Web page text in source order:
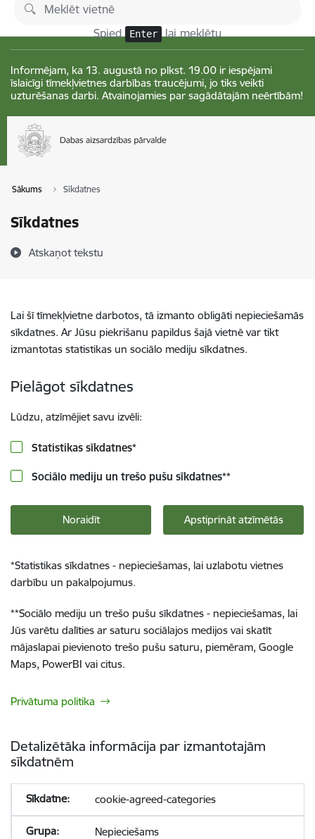
Pāriet uz lapas saturu
Spied Enter lai meklētu
Informējam, ka 13. augustā no plkst. 19.00 ir iespējami
īslaicīgi tīmekļvietnes darbības traucējumi, jo tiks veikti
uzturēšanas darbi. Atvainojamies par sagādātajām neērtībām!
Sākums Sīkdatnes
Sīkdatnes
Atskaņot tekstu
Lai šī tīmekļvietne darbotos, tā izmanto obligāti nepieciešamās
sīkdatnes. Ar Jūsu piekrišanu papildus šajā vietnē var tikt
izmantotas statistikas un sociālo mediju sīkdatnes.
Pielāgot sīkdatnes
Lūdzu, atzīmējiet savu izvēli:
Statistikas sīkdatnes*
Sociālo mediju un trešo pušu sīkdatnes**
Noraidīt Apstiprināt atzīmētās
*Statistikas sīkdatnes - nepieciešamas, lai uzlabotu vietnes
darbību un pakalpojumus.
**Sociālo mediju un trešo pušu sīkdatnes - nepieciešamas, lai
Jūs varētu dalīties ar saturu sociālajos medijos vai skatīt
mājaslapai pievienoto trešo pušu saturu, piemēram, Google
Maps, PowerBI vai citus.
Privātuma politika
Detalizētāka informācija par izmantotajām
sīkdatnēm
cookie-agreed-categories
Nepieciešams